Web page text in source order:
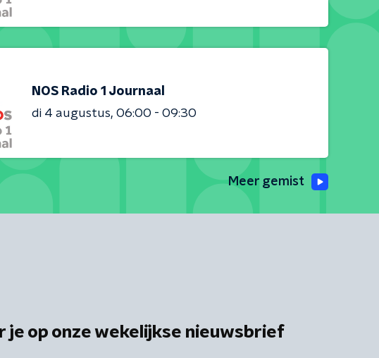
NOS Radio 1 Journaal
di 4 augustus 06:00 - 09:30
Meer gemist
je op onze wekelijkse nieuwsbrief